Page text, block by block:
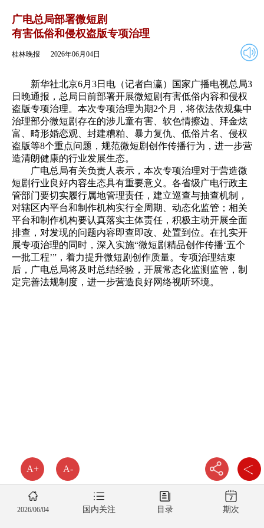
A+ A-
2026年06月04日
广电总局部署微短剧
有害低俗和侵权盗版专项治理
桂林晚报 2026年06月04日
新华社北京6月3日电（记者白瀛）国家广播电视总局3
日晚通报，总局日前部署开展微短剧有害低俗内容和侵权
盗版专项治理。本次专项治理为期2个月，将依法依规集中
治理部分微短剧存在的涉儿童有害、软色情擦边、拜金炫
富、畸形婚恋观、封建糟粕、暴力复仇、低俗片名、侵权
盗版等8个重点问题，规范微短剧创作传播行为，进一步营
造清朗健康的行业发展生态。
广电总局有关负责人表示，本次专项治理对于营造微
短剧行业良好内容生态具有重要意义。各省级广电行政主
管部门要切实履行属地管理责任，建立巡查与抽查机制，
对辖区内平台和制作机构实行全周期、动态化监管；相关
平台和制作机构要认真落实主体责任，积极主动开展全面
排查，对发现的问题内容即查即改、处置到位。在扎实开
展专项治理的同时，深入实施“微短剧精品创作传播‘五个
一批工程’”，着力提升微短剧创作质量。专项治理结束
后，广电总局将及时总结经验，开展常态化监测监管，制
定完善法规制度，进一步营造良好网络视听环境。
2026/06/04 国内关注 目录 期次